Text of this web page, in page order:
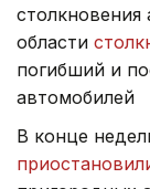
области
погибший и
автомобилей
В конце